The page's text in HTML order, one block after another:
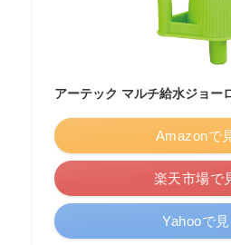
アーテック マルチ給水ジョー
Amazonで
楽天市場で
Yahooで見